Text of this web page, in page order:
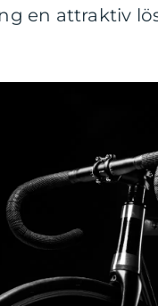
en attraktiv